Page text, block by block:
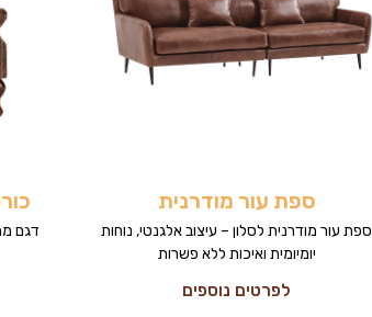
ספת עור מודרנית
ספת עור מודרנית לסלון – עיצוב אלגנטי, נוחות
יומיומית ואיכות ללא פשרות
לפרטים נוספים
דגם